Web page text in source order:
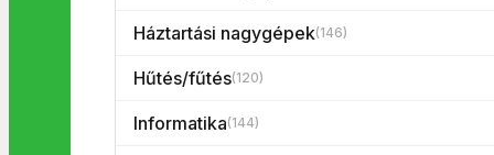
Háztartási nagygépek(146)
Hűtés/fűtés(120)
Informatika(144)